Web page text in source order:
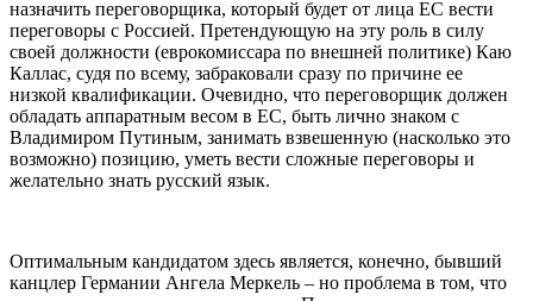
назначить переговорщика, который будет от лица ЕС вести
переговоры с Россией. Претендующую на эту роль в силу
своей должности (еврокомиссара по внешней политике) Каю
Каллас, судя по всему, забраковали сразу по причине ее
низкой квалификации. Очевидно, что переговорщик должен
обладать аппаратным весом в ЕС, быть лично знаком с
Владимиром Путиным, занимать взвешенную (насколько это
возможно) позицию, уметь вести сложные переговоры и
желательно знать русский язык.
Оптимальным кандидатом здесь является, конечно, бывший
канцлер Германии Ангела Меркель – но проблема в том, что